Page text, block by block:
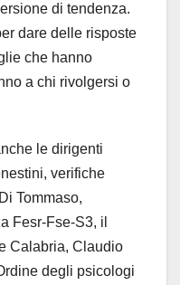
di tendenza.
dare delle risposte
che hanno
a chi rivolgersi o
le dirigenti
verifiche
Tommaso,
Fesr-Fse-S3, il
Calabria, Claudio
degli psicologi